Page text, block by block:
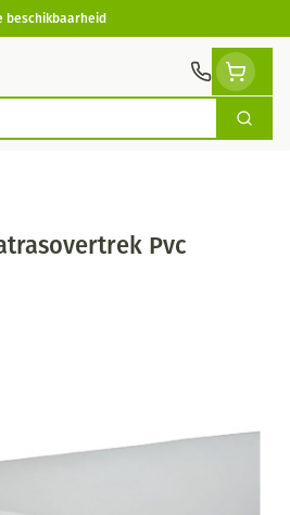
beschikbaarheid
Zoek
Pvc